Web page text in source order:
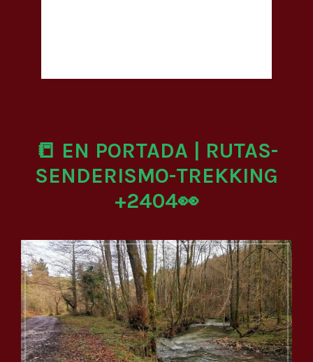
📒 EN PORTADA | RUTAS-
SENDERISMO-TREKKING
+2404👀